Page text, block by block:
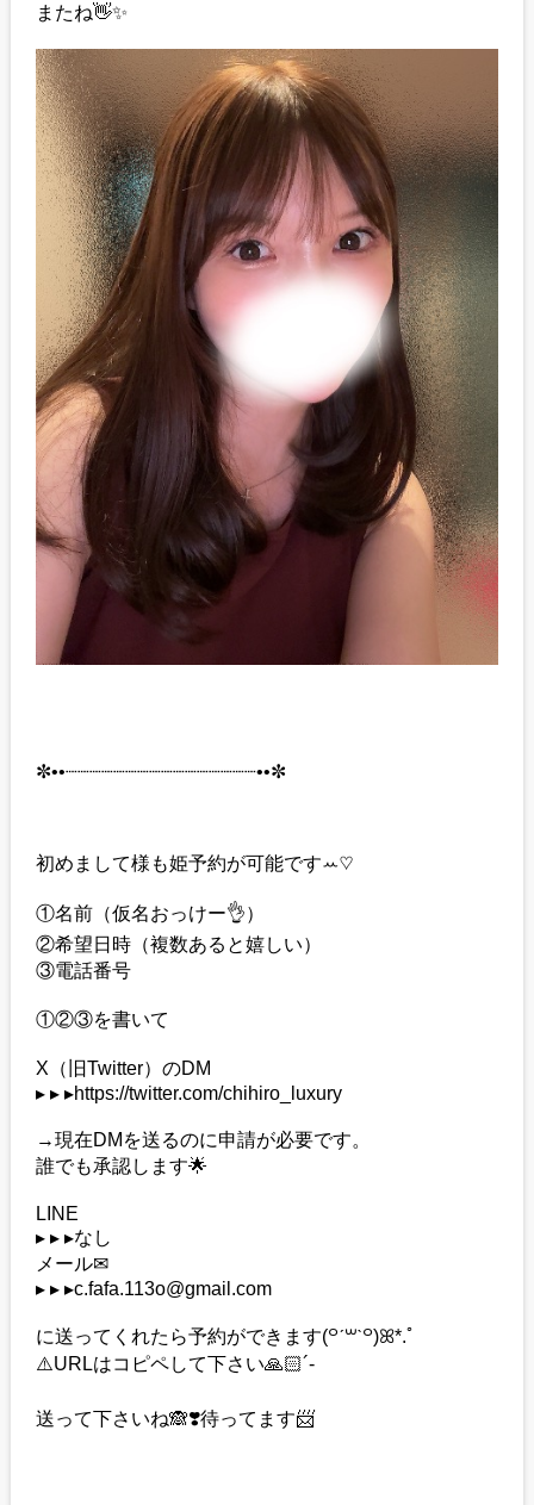
またね👋✨
✼••┈┈┈┈┈┈┈┈┈┈┈┈┈┈┈┈••✼
初めまして様も姫予約が可能ですꕀ♡
①名前（仮名おっけー👌）
②希望日時（複数あると嬉しい）
③電話番号
①②③を書いて
X（旧Twitter）のDM
▸ ▸ ▸https://twitter.com/chihiro_luxury
→現在DMを送るのに申請が必要です。
誰でも承認します🌟
LINE
▸ ▸ ▸なし
メール✉
▸ ▸ ▸c.fafa.113o@gmail.com
に送ってくれたら予約ができます(꒪ˊ꒳ˋ꒪)ꕤ*.ﾟ
⚠️URLはコピペして下さい🙏🏻´-
送って下さいね🙈❣️待ってます📨